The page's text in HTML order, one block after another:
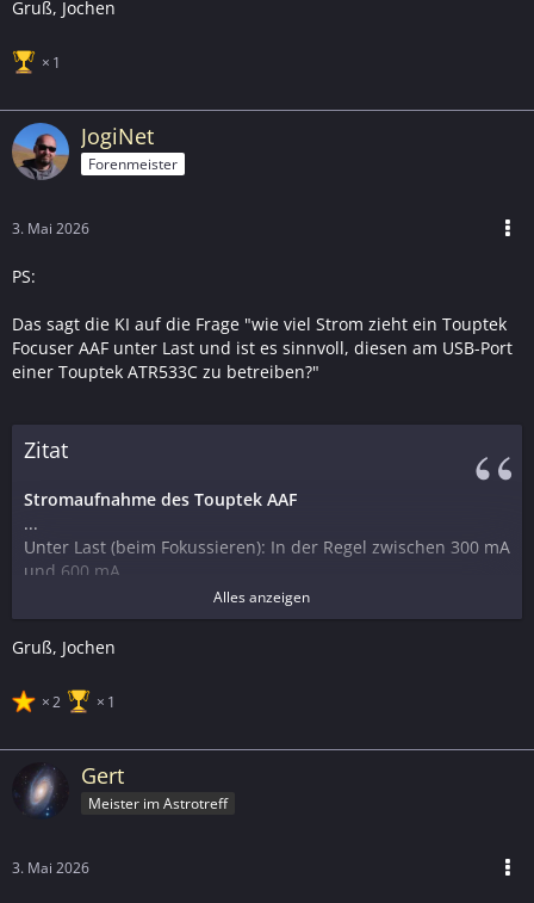
Gruß, Jochen
1
JogiNet
Forenmeister
3. Mai 2026
PS:
Das sagt die KI auf die Frage "wie viel Strom zieht ein Touptek
Focuser AAF unter Last und ist es sinnvoll, diesen am USB-Port
einer Touptek ATR533C zu betreiben?"
Zitat
Stromaufnahme des Touptek AAF
...
Unter Last (beim Fokussieren): In der Regel zwischen 300 mA
und 600 mA.
Spitzenlast: Beim Anlaufen oder bei sehr schwerem
Zubehör am OAZ kann der Wert kurzzeitig Richtung800 mA
- 1A tendieren.
Ist der Betrieb sinnvoll?
Keine weiteren "Vielfrasser":
Kamera-Hubs bereits eine Guide-Kamera (die ebenfalls
...
Alles anzeigen
Gruß, Jochen
2 1
Gert
Meister im Astrotreff
3. Mai 2026